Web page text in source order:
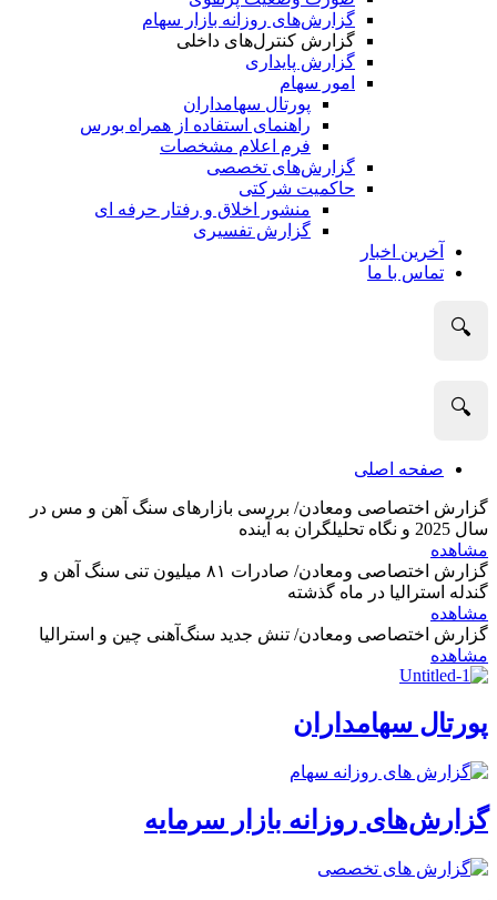
گزارش‌های روزانه بازار سهام
گزارش کنترل‌های داخلی
گزارش پایداری
امور سهام
پورتال سهامداران
راهنمای استفاده از همراه بورس
فرم اعلام مشخصات
گزارش‌های تخصصی
حاکمیت شرکتی
منشور اخلاق و رفتار حرفه­ ای
گزارش تفسیری
آخرین اخبار
تماس با ما
🔍
🔍
صفحه اصلی
گزارش اختصاصی ومعادن/ بررسی بازارهای سنگ آهن و مس در
سال 2025 و نگاه تحلیلگران به آینده
مشاهده
گزارش اختصاصی ومعادن/ صادرات ۸۱ میلیون تنی سنگ آهن و
گندله استرالیا در ماه گذشته
مشاهده
گزارش اختصاصی ومعادن/ تنش جدید سنگ‌آهنی چین و استرالیا
مشاهده
پورتال سهامداران
گزارش‌های روزانه بازار سرمایه